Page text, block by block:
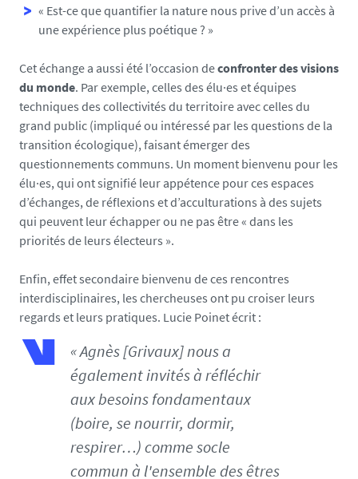
« Est-ce que quantifier la nature nous prive d’un accès à
une expérience plus poétique ? »
Cet échange a aussi été l’occasion deconfronter des visions
du monde. Par exemple, celles des élu·es et équipes
techniques des collectivités du territoire avec celles du
grand public (impliqué ou intéressé par les questions de la
transition écologique), faisant émerger des
questionnements communs. Un moment bienvenu pour les
élu·es, qui ont signifié leur appétence pour ces espaces
d’échanges, de réflexions et d’acculturations à des sujets
qui peuvent leur échapper ou ne pas être « dans les
priorités de leurs électeurs ».
Enfin, effet secondaire bienvenu de ces rencontres
interdisciplinaires, les chercheuses ont pu croiser leurs
regards et leurs pratiques. Lucie Poinet écrit :
« Agnès [Grivaux] nous a
également invités à réfléchir
aux besoins fondamentaux
(boire, se nourrir, dormir,
respirer…) comme socle
commun à l'ensemble des êtres